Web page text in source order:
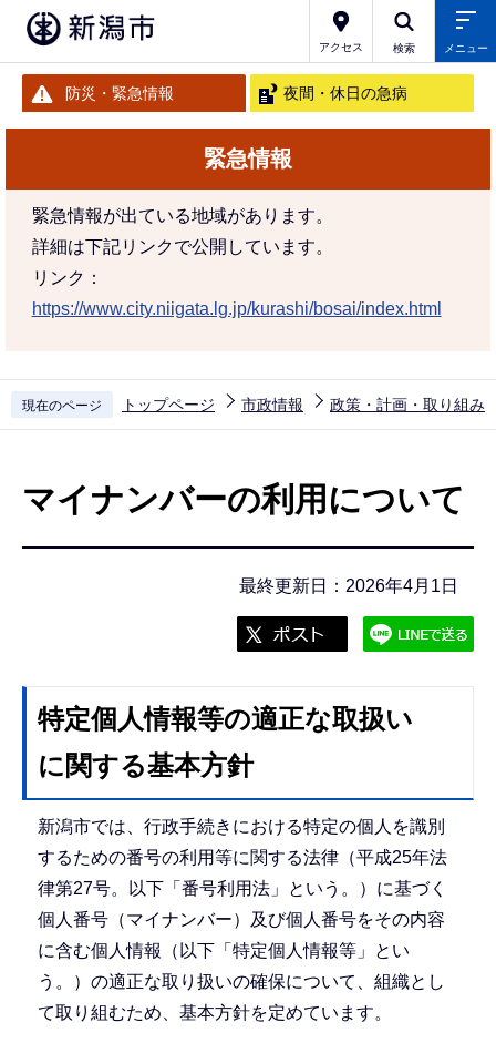
アクセス 検索 メニュー
防災・緊急情報 夜間・休日の急病
緊急情報
緊急情報が出ている地域があります。
詳細は下記リンクで公開しています。
リンク：
https://www.city.niigata.lg.jp/kurashi/bosai/index.html
現在のページ トップページ 市政情報 政策・計画・取り組み
マイナンバーの利用について
最終更新日：2026年4月1日
特定個人情報等の適正な取扱い
に関する基本方針
新潟市では、行政手続きにおける特定の個人を識別
するための番号の利用等に関する法律（平成25年法
律第27号。以下「番号利用法」という。）に基づく
個人番号（マイナンバー）及び個人番号をその内容
に含む個人情報（以下「特定個人情報等」とい
う。）の適正な取り扱いの確保について、組織とし
て取り組むため、基本方針を定めています。